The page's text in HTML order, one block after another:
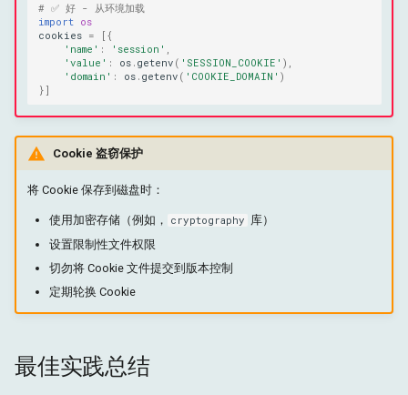
# ✅ 好 - 从环境加载
import os
cookies =
[{
'name' : 'session'
'value' : os . getenv ( 'SESSION_COOKIE' ),
'domain' : os . getenv ( 'COOKIE_DOMAIN' )
}]
Cookie 盗窃保护
将 Cookie 保存到磁盘时：
使用加密存储（例如， cryptography 库）
设置限制性文件权限
切勿将 Cookie 文件提交到版本控制
定期轮换 Cookie
最佳实践总结